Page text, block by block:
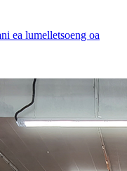
ea lumelletsoeng oa